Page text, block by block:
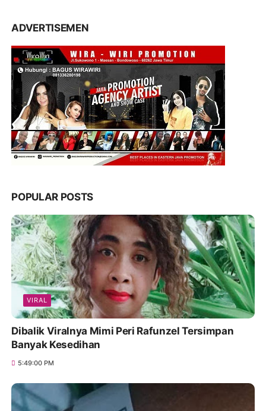
ADVERTISEMEN
POPULAR POSTS
VIRAL
Dibalik Viralnya Mimi Peri Rafunzel Tersimpan
Banyak Kesedihan
5:49:00 PM